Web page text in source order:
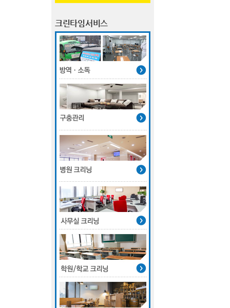
크린타임서비스